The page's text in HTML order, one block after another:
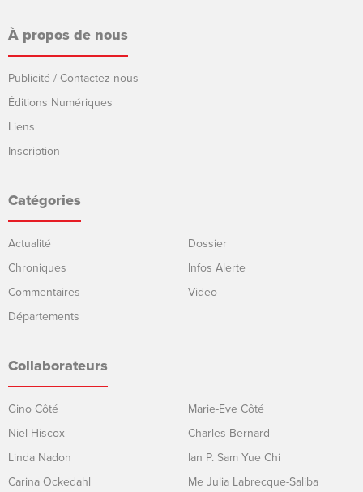
À propos de nous
Publicité / Contactez-nous
Éditions Numériques
Liens
Inscription
Catégories
Actualité
Chroniques
Commentaires
Départements
Dossier
Infos Alerte
Video
Collaborateurs
Gino Côté
Niel Hiscox
Linda Nadon
Carina Ockedahl
Marie-Eve Côté
Charles Bernard
Ian P. Sam Yue Chi
Me Julia Labrecque-Saliba